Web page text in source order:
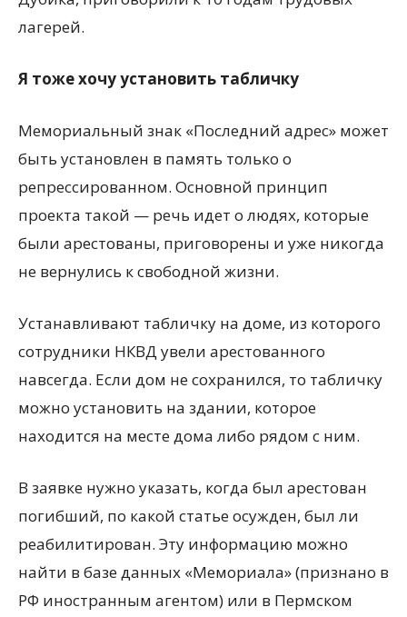
лагерей.
Я тоже хочу установить табличку
Мемориальный знак «Последний адрес» может
быть установлен в память только о
репрессированном. Основной принцип
проекта такой — речь идет о людях, которые
были арестованы, приговорены и уже никогда
не вернулись к свободной жизни.
Устанавливают табличку на доме, из которого
сотрудники НКВД увели арестованного
навсегда. Если дом не сохранился, то табличку
можно установить на здании, которое
находится на месте дома либо рядом с ним.
В заявке нужно указать, когда был арестован
погибший, по какой статье осужден, был ли
реабилитирован. Эту информацию можно
найти в базе данных «Мемориала» (признано в
РФ иностранным агентом) или в Пермском